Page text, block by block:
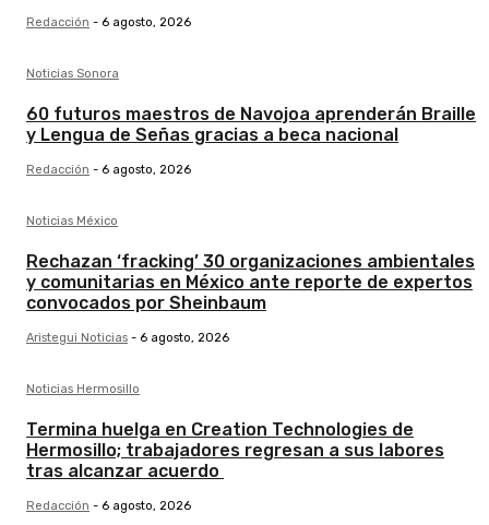
Redacción - 6 agosto, 2026
Noticias Sonora
60 futuros maestros de Navojoa aprenderán Braille
y Lengua de Señas gracias a beca nacional
Redacción - 6 agosto, 2026
Noticias México
Rechazan ‘fracking’ 30 organizaciones ambientales
y comunitarias en México ante reporte de expertos
convocados por Sheinbaum
Aristegui Noticias - 6 agosto, 2026
Noticias Hermosillo
Termina huelga en Creation Technologies de
Hermosillo; trabajadores regresan a sus labores
tras alcanzar acuerdo
Redacción - 6 agosto, 2026